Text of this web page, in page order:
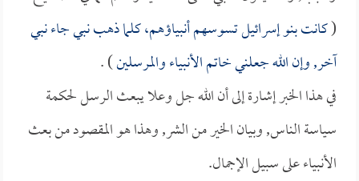
(كانت بنو إسرائيل تسوسهم أنبياؤهم، كلما ذهب نبي جاء نبي
آخر, وإن الله جعلني خاتم الأنبياء والمرسلين) .
في هذا الخبر إشارة إلى أن الله جل وعلا يبعث الرسل لحكمة
سياسة الناس, وبيان الخير من الشر, وهذا هو المقصود من بعث
الأنبياء على سبيل الإجمال.